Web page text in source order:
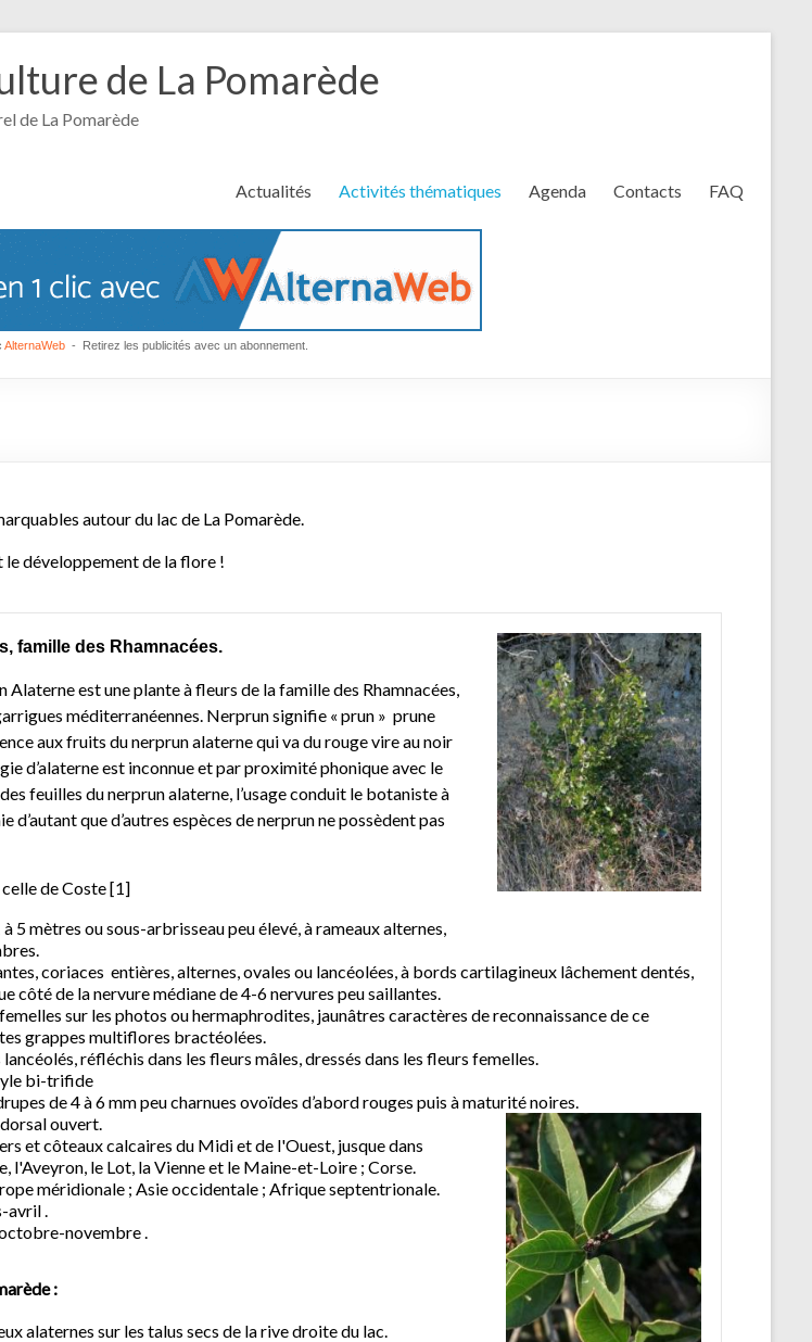
de La Pomarède
de La Pomarède
Actualités Activités thématiques Agenda Contacts FAQ
AlternaWeb- Retirez les publicités avec un abonnement.
autour du lac de La Pomarède.
le développement de la flore !
,famille des Rhamnacées.
Alaterne est une plante à fleurs de la famille des Rhamnacées,
méditerranéennes. Nerprun signifie « prun » prune
aux fruits du nerprun alaterne qui va du rouge vire au noir
d’alaterne est inconnue et par proximité phonique avec le
feuilles du nerprun alaterne, l’usage conduit le botaniste à
d’autant que d’autres espèces de nerprun ne possèdent pas
celle de Coste [1]
5 mètres ou sous-arbrisseau peu élevé, à rameaux alternes,
coriaces entières, alternes, ovales ou lancéolées, à bords cartilagineux lâchement dentés,
côté de la nervure médiane de 4-6 nervures peu saillantes.
sur les photos ou hermaphrodites, jaunâtres caractères de reconnaissance de ce
grappes multiflores bractéolées.
réfléchis dans les fleurs mâles, dressés dans les fleurs femelles.
bi-trifide
de 4 à 6 mm peu charnues ovoïdes d’abord rouges puis à maturité noires.
ouvert.
et côteaux calcaires du Midi et de l'Ouest, jusque dans
l'Aveyron, le Lot, la Vienne et le Maine-et-Loire ; Corse.
méridionale ; Asie occidentale ; Afrique septentrionale.
avril .
novembre .
:
alaternes sur les talus secs de la rive droite du lac.